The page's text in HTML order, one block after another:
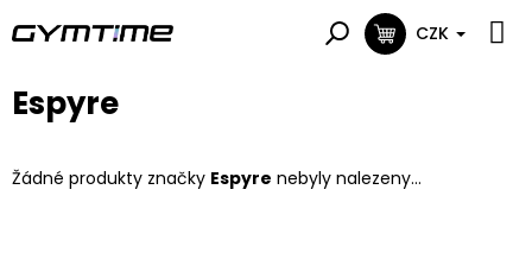
na
NÁKUPNÍ
CZK
Espyre
Žádné produkty značky Espyre nebyly nalezeny...